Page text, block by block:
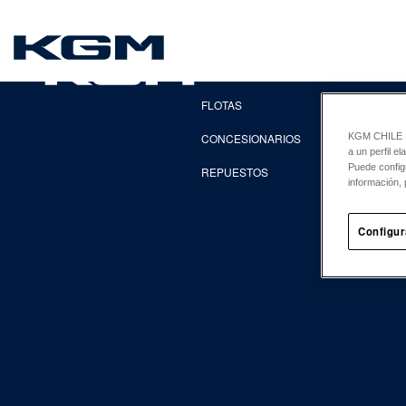
SsangYong
FLOTAS
CONCESIONARIOS
REPUESTOS
KGM
a un perfil
Puede
información,